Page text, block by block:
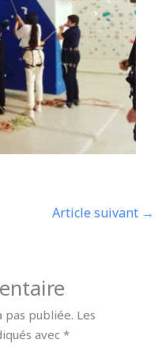
Article suivant →
pas publiée. Les
avec*